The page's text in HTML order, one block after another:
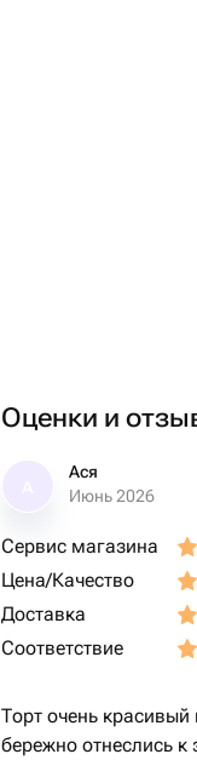
Оценки и
Ася
Июнь 2026
Сервис магазина
Цена/Качество
Доставка
Соответствие
Торт очень
бережно отнеслись